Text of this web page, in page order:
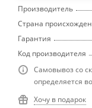
Производитель
Страна
Гарантия
Код производителя
Самовывоз со
определяется
Хочу в подарок